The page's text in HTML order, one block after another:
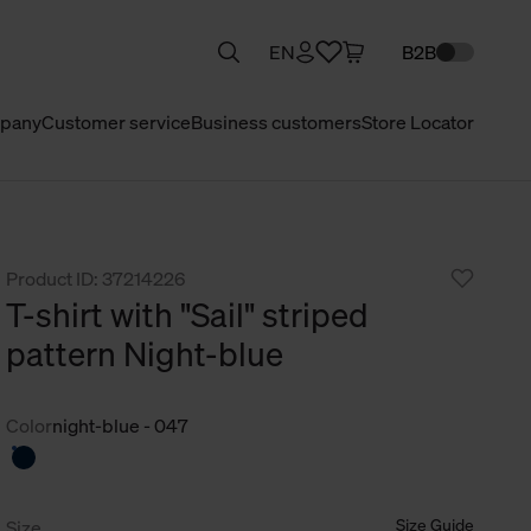
Customer serviceBusiness customersStore Locator
EN B2B
Product ID: 37214226
T-shirt with "Sail" striped
pattern Night-blue
Colornight-blue - 047
Size Guide